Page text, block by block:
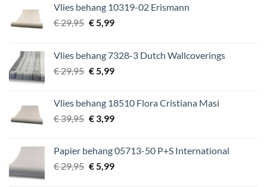
Vlies behang 10319-02 Erismann
€29,95 Oorspronkelijke
€ 29,95.
€5,99Huidige
€ 5,99.
Vlies behang 7328-3 Dutch Wallcoverings
€29,95 Oorspronkelijke
€ 29,95.
€5,99Huidige
€ 5,99.
Vlies behang 18510 Flora Cristiana Masi
€39,95 Oorspronkelijke
€ 39,95.
€3,99Huidige
€ 3,99.
Papier behang 05713-50 P+S International
€29,95 Oorspronkelijke
€5,99Huidige